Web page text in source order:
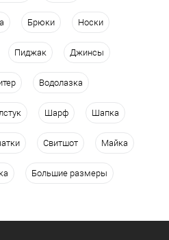
Брюки Носки
Пиджак Джинсы
Водолазка
Шарф Шапка
Свитшот Майка
Большие размеры